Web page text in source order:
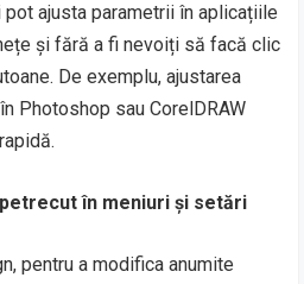
ajusta parametrii în aplicațiile
și fără a fi nevoiți să facă clic
De exemplu, ajustarea
Photoshop sau CorelDRAW
în meniuri și setări
pentru a modifica anumite